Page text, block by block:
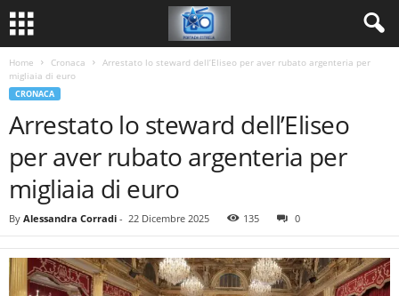
Home Cronaca
Arrestato lo steward dell’Eliseo per aver rubato argenteria per
migliaia di euro
CRONACA
Arrestato lo steward dell’Eliseo
per aver rubato argenteria per
migliaia di euro
By Alessandra Corradi - 22 Dicembre 2025 135 0